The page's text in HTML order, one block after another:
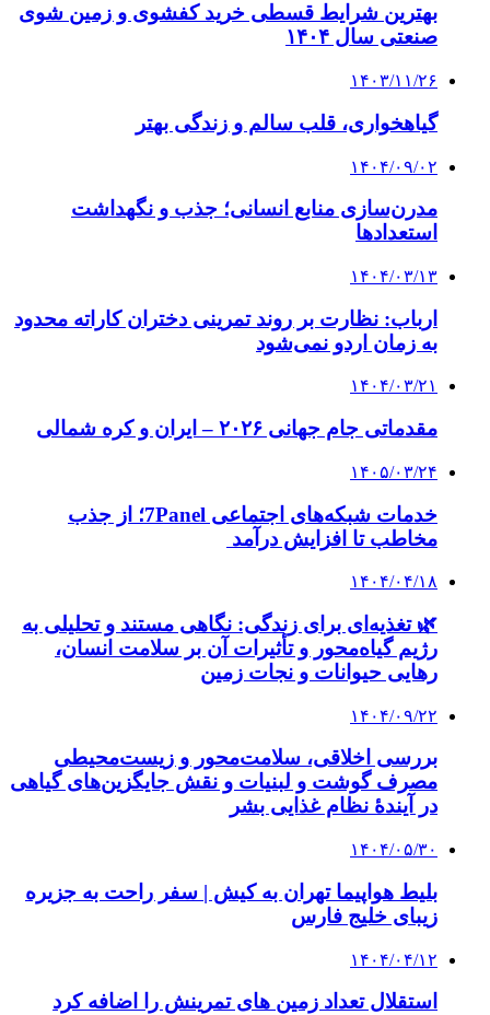
بهترین شرایط قسطی خرید کفشوی و زمین شوی
صنعتی سال ۱۴۰۴
۱۴۰۳/۱۱/۲۶
گیاهخواری، قلب سالم و زندگی بهتر
۱۴۰۴/۰۹/۰۲
مدرن‌سازی منابع انسانی؛ جذب و نگهداشت
استعدادها
۱۴۰۴/۰۳/۱۳
ارباب: نظارت بر روند تمرینی دختران کاراته محدود
به زمان اردو نمی‌شود
۱۴۰۴/۰۳/۲۱
مقدماتی جام جهانی ۲۰۲۶ – ایران و کره شمالی
۱۴۰۵/۰۳/۲۴
خدمات شبکه‌های اجتماعی 7Panel؛ از جذب
مخاطب تا افزایش درآمد
۱۴۰۴/۰۴/۱۸
🌿 تغذیه‌ای برای زندگی: نگاهی مستند و تحلیلی به
رژیم گیاه‌محور و تأثیرات آن بر سلامت انسان،
رهایی حیوانات و نجات زمین
۱۴۰۴/۰۹/۲۲
بررسی اخلاقی، سلامت‌محور و زیست‌محیطی
مصرف گوشت و لبنیات و نقش جایگزین‌های گیاهی
در آیندهٔ نظام غذایی بشر
۱۴۰۴/۰۵/۳۰
بلیط هواپیما تهران به کیش | سفر راحت به جزیره
زیبای خلیج فارس
۱۴۰۴/۰۴/۱۲
استقلال تعداد زمین های تمرینش را اضافه کرد